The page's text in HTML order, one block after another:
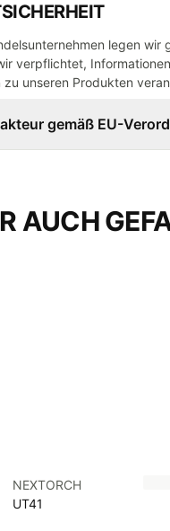
legen
verpflichtet,
unseren Produkten
gemäß EU-
AUCH
NEXTORCH
UT41